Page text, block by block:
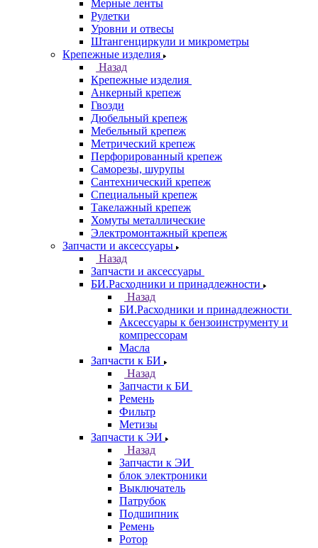
Мерные ленты
Рулетки
Уровни и отвесы
Штангенциркули и микрометры
Крепежные изделия
Назад
Крепежные изделия
Анкерный крепеж
Гвозди
Дюбельный крепеж
Мебельный крепеж
Метрический крепеж
Перфорированный крепеж
Саморезы, шурупы
Сантехнический крепеж
Специальный крепеж
Такелажный крепеж
Хомуты металлические
Электромонтажный крепеж
Запчасти и аксессуары
Назад
Запчасти и аксессуары
БИ.Расходники и принадлежности
Назад
БИ.Расходники и принадлежности
Аксессуары к бензоинструменту и
компрессорам
Масла
Запчасти к БИ
Назад
Запчасти к БИ
Ремень
Фильтр
Метизы
Запчасти к ЭИ
Назад
Запчасти к ЭИ
блок электроники
Выключатель
Патрубок
Подшипник
Ремень
Ротор